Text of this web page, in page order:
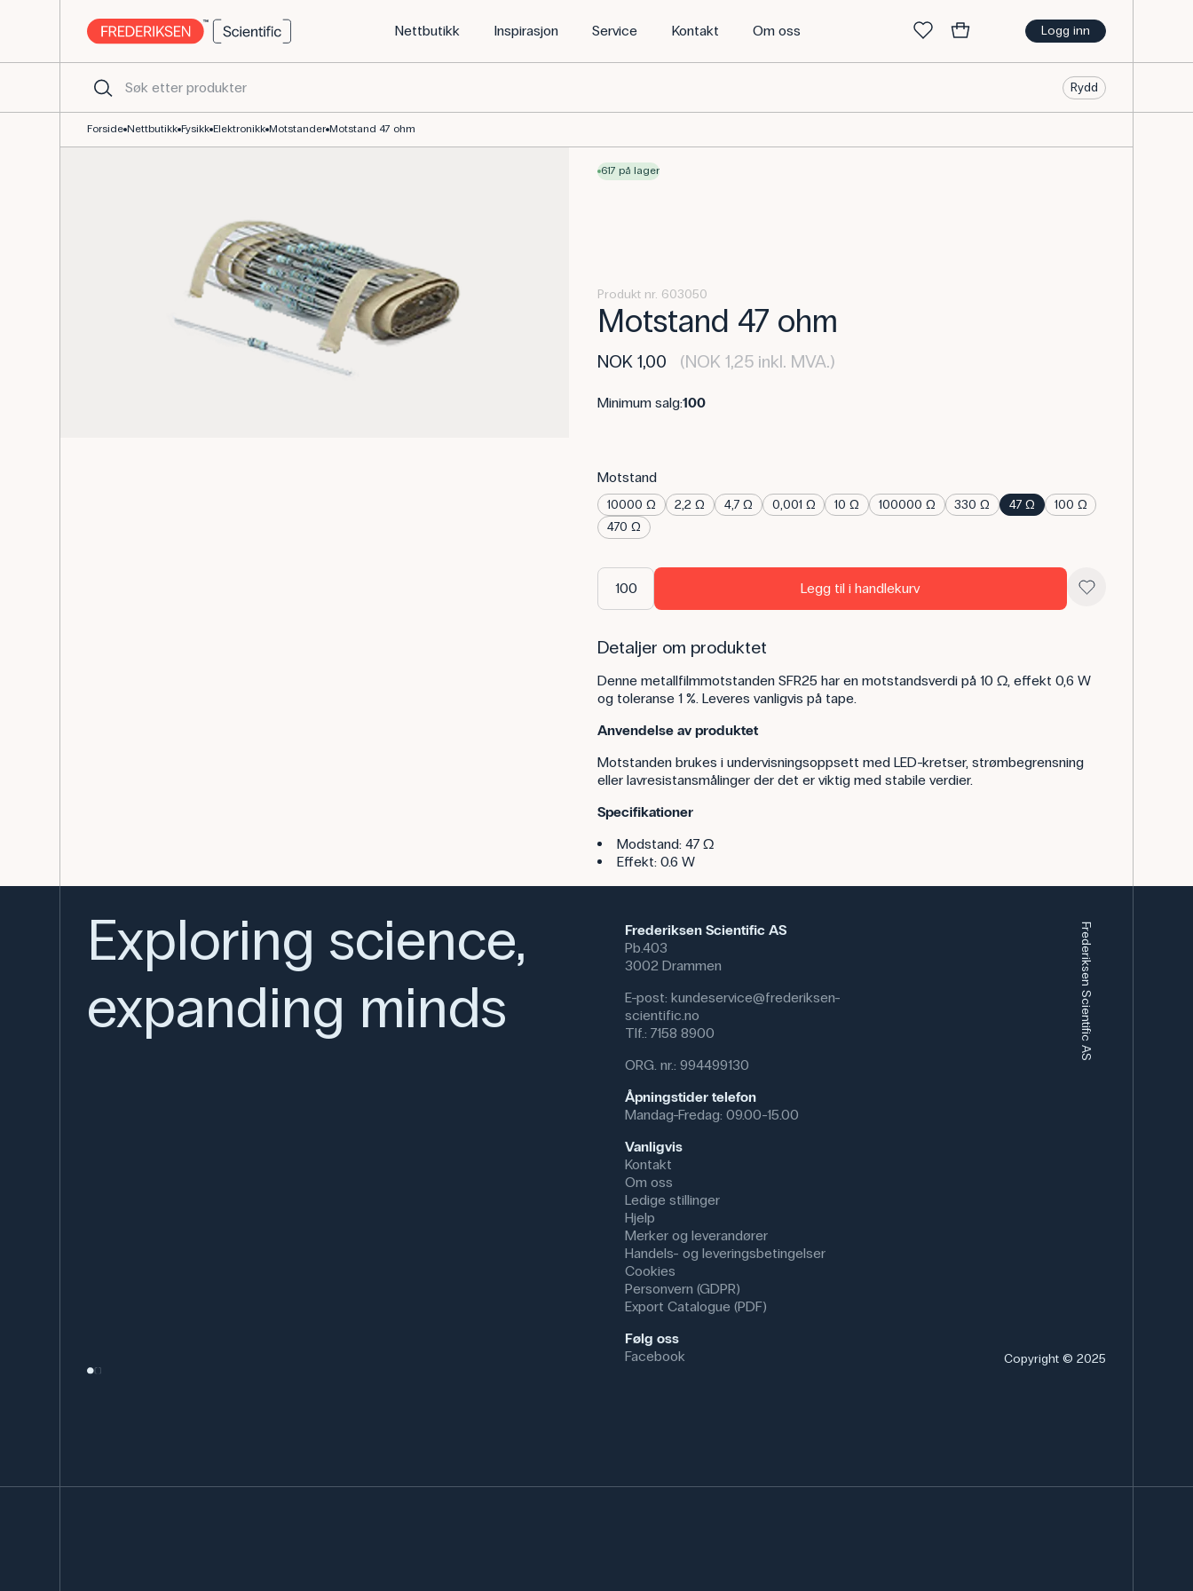
Logg inn
Nettbutikk Inspirasjon Service Kontakt Om oss
Rydd
Forside Nettbutikk Fysikk Elektronikk Motstander Motstand 47 ohm
617 på lager
Produkt nr. 603050
Motstand 47 ohm
NOK 1,00 (NOK 1,25 inkl. MVA.)
Minimum salg:100
Motstand
10000 Ω 2,2 Ω 4,7 Ω 0,001 Ω 10 Ω 100000 Ω 330 Ω 47 Ω
100 Ω
470 Ω
Legg til i handlekurv
Detaljer om produktet
Denne metallfilmmotstanden SFR25 har en motstandsverdi på 10 Ω, effekt 0,6 W
og toleranse 1 %. Leveres vanligvis på tape.
Anvendelse av produktet
Motstanden brukes i undervisningsoppsett med LED-kretser, strømbegrensning
eller lavresistansmålinger der det er viktig med stabile verdier.
Specifikationer
Modstand: 47 Ω
Effekt: 0.6 W
Exploring science,
expanding minds
Frederiksen Scientific AS
Pb.403
3002 Drammen
E-post: kundeservice@frederiksen-
scientific.no
Tlf.: 7158 8900
ORG. nr.: 994499130
Åpningstider telefon
Mandag-Fredag: 09.00-15.00
Vanligvis
Kontakt
Om oss
Ledige stillinger
Hjelp
Merker og leverandører
Handels- og leveringsbetingelser
Cookies
Personvern (GDPR)
Export Catalogue (PDF)
Følg oss
Facebook
Frederiksen Scientific AS
Copyright © 2025